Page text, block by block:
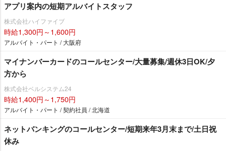
アプリ案内の短期アルバイトスタッフ
株式会社ハイファイブ
時給1,300円～1,600円
アルバイト・パート / 大阪府
マイナンバーカードのコールセンター/大量募集/週休3日OK/夕
方から
株式会社ベルシステム24
時給1,400円～1,750円
アルバイト・パート / 契約社員 / 北海道
ネットバンキングのコールセンター/短期来年3月末まで/土日祝
休み